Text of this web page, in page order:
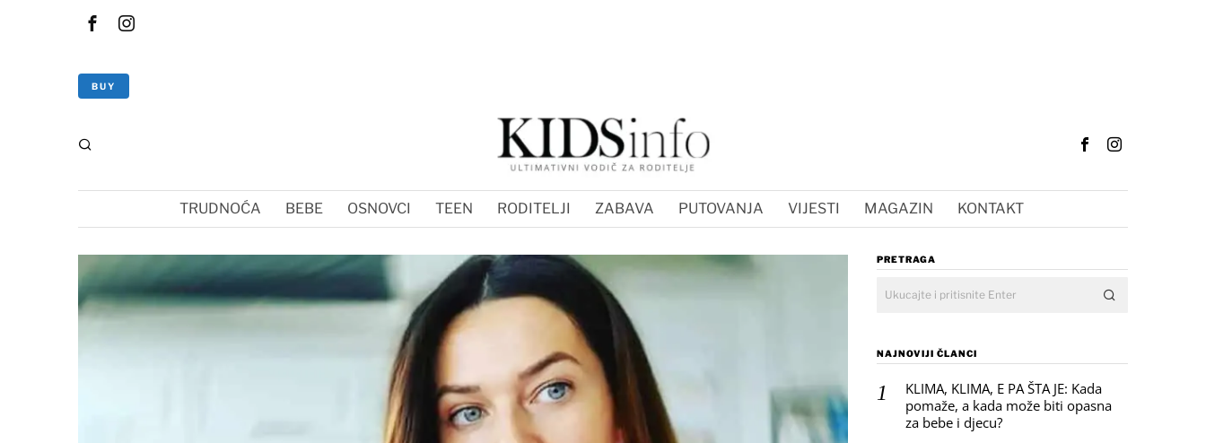
BUY
TRUDNOĆA BEBE OSNOVCI TEEN RODITELJI ZABAVA PUTOVANJA VIJESTI MAGAZIN KONTAKT
PRETRAGA
NAJNOVIJI ČLANCI
KLIMA, KLIMA, E PA ŠTA JE: Kada
pomaže, a kada može biti opasna
za bebe i djecu?